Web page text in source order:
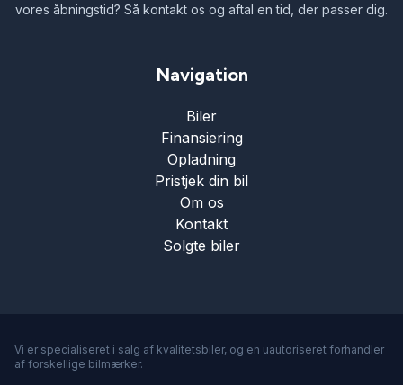
vores åbningstid? Så kontakt os og aftal en tid, der passer dig.
Navigation
Biler
Finansiering
Opladning
Pristjek din bil
Om os
Kontakt
Solgte biler
Vi er specialiseret i salg af kvalitetsbiler, og en uautoriseret forhandler
af forskellige bilmærker.